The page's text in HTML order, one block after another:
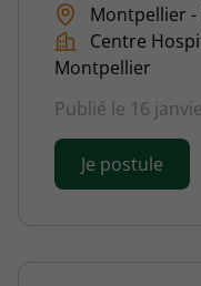
Montpellier -
Centre
Montpellier
Publié le 16
Je postule